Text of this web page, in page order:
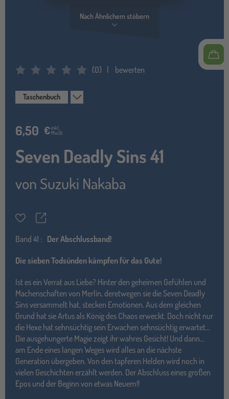
Nach Ähnlichem stöbern
Average Rating: 0 (0) bewerten
Taschenbuch
6,50 €inkl.
MwSt.
Seven Deadly Sins 41
von Suzuki Nakaba
MerkzettelTeilen
Band 41 : Der Abschlussband!
Die sieben Todsünden kämpfen für das Gute!
Ist es ein Verrat aus Liebe? Hinter den geheimen Gefühlen und
Machenschaften von Merlin, deretwegen sie die Seven Deadly
Sins versammelt hat, stecken Emotionen. Aus dem gleichen
Grund hat sie Artus als König des Chaos erweckt. Doch nicht nur
die Hexe hat sehnsüchtig sein Erwachen sehnsüchtig erwartet…
Die ausgehungerte Magie zeigt ihr wahres Gesicht! Und dann…
am Ende eines langen Weges wird alles an die nächste
Generation übergeben. Von den tapferen Helden wird noch in
vielen Geschichten erzählt werden. Der Abschluss eines großen
Epos und der Beginn von etwas Neuem!!